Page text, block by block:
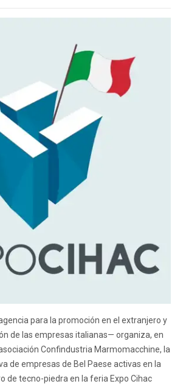
para la promoción en el extranjero y
de las empresas italianas— organiza, en
Confindustria Marmomacchine, la
de empresas de Bel Paese activas en la
de tecno-piedra en la feria Expo Cihac